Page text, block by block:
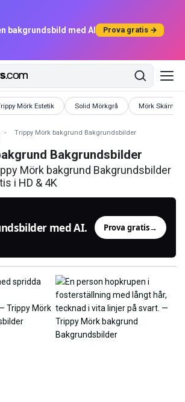
bakgrundsbild med AI Prova gratis →
Mörk Estetik Solid Mörkgrå
Bakgrundsbilder Mörk Skärm
Trippy Mörk bakgrund Bakgrundsbilder
Bakgrundsbilder
Mörk bakgrund Bakgrundsbilder
i HD & 4K
med AI. Prova gratis→